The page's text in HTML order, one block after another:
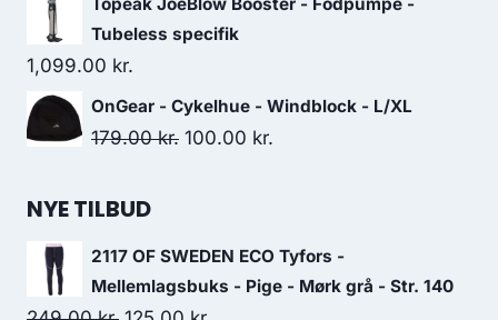
Tubeless specifik
1,099.00 kr.
OnGear - Cykelhue - Windblock - L/XL
179.00kr. Original
100.00 kr.
NYE TILBUD
2117 OF SWEDEN ECO Tyfors -
Mellemlagsbuks - Pige - Mørk grå - Str. 140